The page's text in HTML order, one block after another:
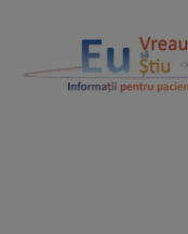
Site Logo